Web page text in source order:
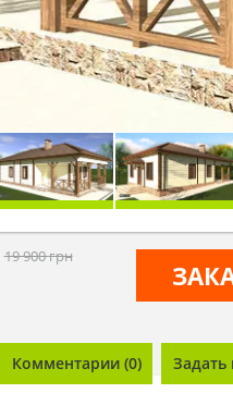
19 900грн
Комментарии (0) Задать